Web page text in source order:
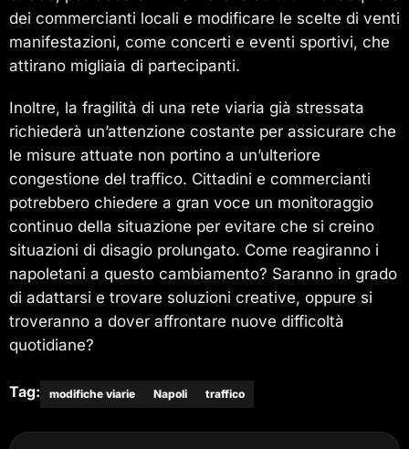
dei commercianti locali e modificare le scelte di venti
manifestazioni, come concerti e eventi sportivi, che
attirano migliaia di partecipanti.
Inoltre, la fragilità di una rete viaria già stressata
richiederà un’attenzione costante per assicurare che
le misure attuate non portino a un’ulteriore
congestione del traffico. Cittadini e commercianti
potrebbero chiedere a gran voce un monitoraggio
continuo della situazione per evitare che si creino
situazioni di disagio prolungato. Come reagiranno i
napoletani a questo cambiamento? Saranno in grado
di adattarsi e trovare soluzioni creative, oppure si
troveranno a dover affrontare nuove difficoltà
quotidiane?
Tag: modifiche viarie Napoli traffico